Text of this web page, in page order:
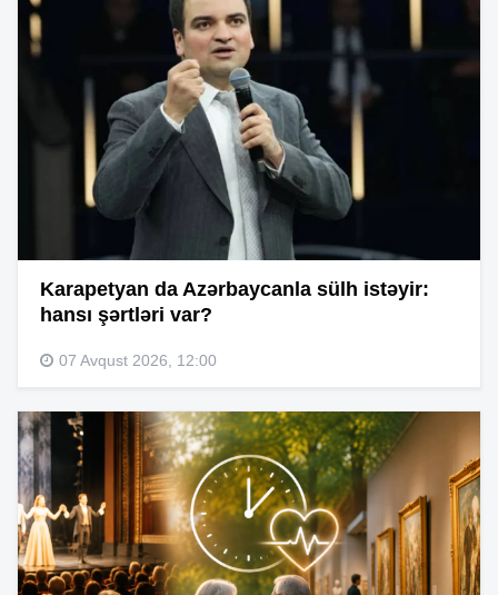
Karapetyan da Azərbaycanla sülh istəyir:
hansı şərtləri var?
07 Avqust 2026, 12:00